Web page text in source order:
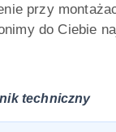
przy
do Ciebie
techniczny